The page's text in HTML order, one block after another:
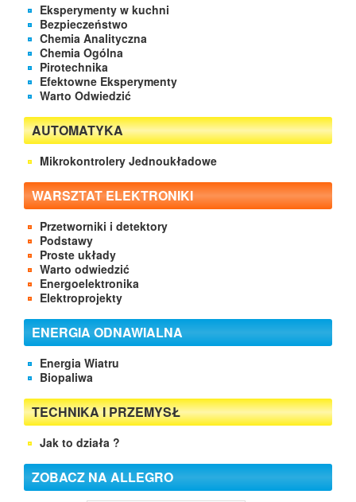
Eksperymenty w kuchni
Bezpieczeństwo
Chemia Analityczna
Chemia Ogólna
Pirotechnika
Efektowne Eksperymenty
Warto Odwiedzić
AUTOMATYKA
Mikrokontrolery Jednoukładowe
WARSZTAT ELEKTRONIKI
Przetworniki i detektory
Podstawy
Proste układy
Warto odwiedzić
Energoelektronika
Elektroprojekty
ENERGIA ODNAWIALNA
Energia Wiatru
Biopaliwa
TECHNIKA I PRZEMYSŁ
Jak to działa ?
ZOBACZ NA ALLEGRO